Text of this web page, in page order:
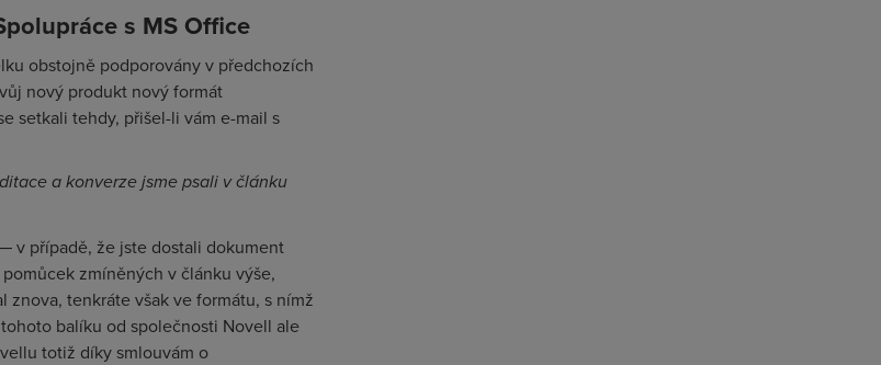
s MS Office
obstojně podporovány v předchozích
nový produkt nový formát
setkali tehdy, přišel-li vám e-mail s
a konverze jsme psali v článku
v případě, že jste dostali dokument
zmíněných v článku výše,
tenkráte však ve formátu, s nímž
balíku od společnosti Novell ale
totiž díky smlouvám o